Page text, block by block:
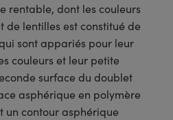
rentable, dont les couleurs
de lentilles est constitué de
sont appariés pour leur
couleurs et leur petite
surface du doublet
asphérique en polymère
un contour asphérique